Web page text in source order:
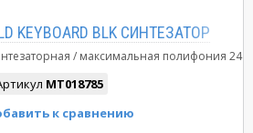
KEYBOARD BLK СИНТЕЗАТОР
максимальная полифония 24
MT018785